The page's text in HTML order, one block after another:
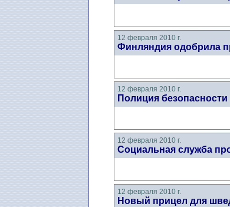
12 февраля 2010 г.
Финляндия одобрила
12 февраля 2010 г.
Полиция
12 февраля 2010 г.
Социальная служба
12 февраля 2010 г.
Новый прицел для